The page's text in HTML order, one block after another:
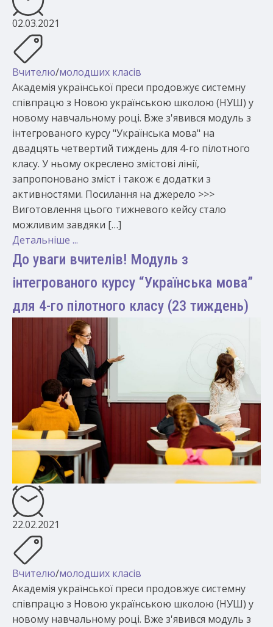
02.03.2021
Вчителю/молодших класів
Академія української преси продовжує системну
співпрацю з Новою українською школою (НУШ) у
новому навчальному році. Вже з'явився модуль з
інтегрованого курсу "Українська мова" на
двадцять четвертий тиждень для 4-го пілотного
класу. У ньому окреслено змістові лінії,
запропоновано зміст і також є додатки з
активностями. Посилання на джерело >>>
Виготовлення цього тижневого кейсу стало
можливим завдяки […]
Детальніше ...
До уваги вчителів! Модуль з
інтегрованого курсу “Українська мова”
для 4-го пілотного класу (23 тиждень)
22.02.2021
Вчителю/молодших класів
Академія української преси продовжує системну
співпрацю з Новою українською школою (НУШ) у
новому навчальному році. Вже з'явився модуль з